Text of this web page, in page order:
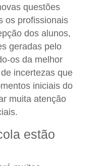
questões
os profissionais
dos alunos,
geradas pelo
os da melhor
incertezas que
iniciais do
muita atenção
estão